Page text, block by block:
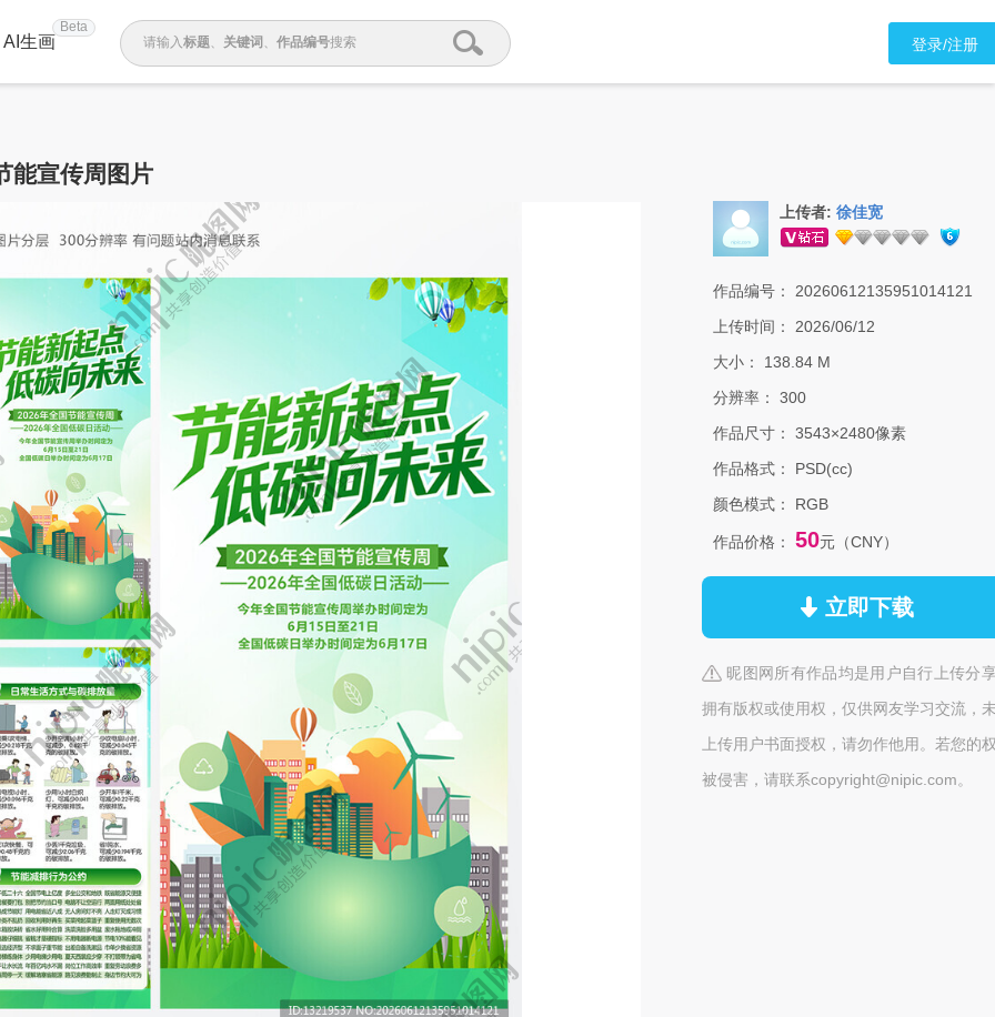
AI生画
Beta
请输入标题、 关键词 、 作品编号搜索 登录/注册
能宣传周图片
上传者: 徐佳宽
作品编号：
20260612135951014121
上传时间：
2026/06/12
大小：
138.84 M
分辨率：
300
作品尺寸：
3543×2480像素
作品格式：
PSD(cc)
颜色模式：
RGB
作品价格： 50元（CNY）
立即下载
昵图网所有作品均是用户自行上传分
拥有版权或使用权，仅供网友学习交流，
上传用户书面授权，请勿作他用。若您的
被侵害，请联系copyright@nipic.com。